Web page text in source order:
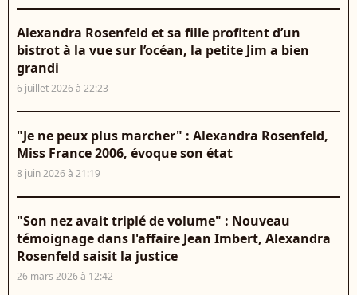
Alexandra Rosenfeld et sa fille profitent d’un
bistrot à la vue sur l’océan, la petite Jim a bien
grandi
6 juillet 2026 à 22:23
"Je ne peux plus marcher" : Alexandra Rosenfeld,
Miss France 2006, évoque son état
8 juin 2026 à 21:19
"Son nez avait triplé de volume" : Nouveau
témoignage dans l'affaire Jean Imbert, Alexandra
Rosenfeld saisit la justice
26 mars 2026 à 12:42